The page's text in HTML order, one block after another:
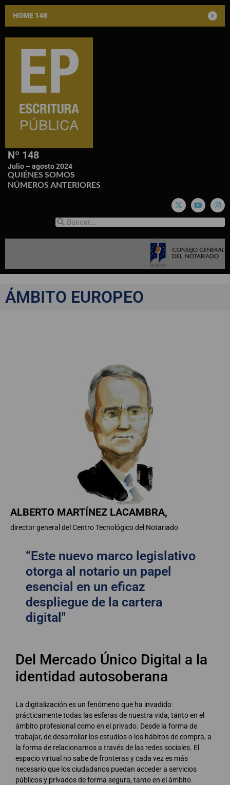
HOME 148
Nº 148
Julio – agosto 2024
QUIÉNES SOMOS
NÚMEROS ANTERIORES
ÁMBITO EUROPEO
ALBERTO MARTÍNEZ LACAMBRA,
director general del Centro Tecnológico del Notariado
“Este nuevo marco legislativo
otorga al notario un papel
esencial en un eficaz
despliegue de la cartera
digital"
Del Mercado Único Digital a la
identidad autosoberana
La digitalización es un fenómeno que ha invadido
prácticamente todas las esferas de nuestra vida, tanto en el
ámbito profesional como en el privado. Desde la forma de
trabajar, de desarrollar los estudios o los hábitos de compra, a
la forma de relacionarnos a través de las redes sociales. El
espacio virtual no sabe de fronteras y cada vez es más
necesario que los ciudadanos puedan acceder a servicios
públicos y privados de forma segura, tanto en el ámbito